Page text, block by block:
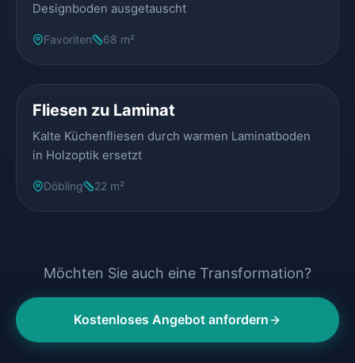
Designboden ausgetauscht
Favoriten 68 m²
Fliesen zu Laminat
Kalte Küchenfliesen durch warmen Laminatboden
in Holzoptik ersetzt
Döbling 22 m²
Möchten Sie auch eine Transformation?
Kostenloses Angebot anfordern